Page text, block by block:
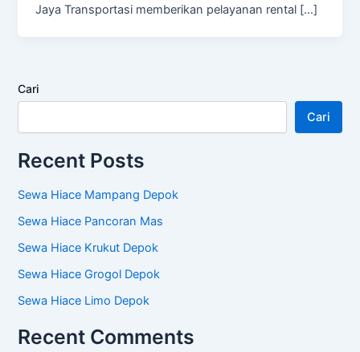
Jaya Transportasi memberikan pelayanan rental […]
Cari
Cari
Recent Posts
Sewa Hiace Mampang Depok
Sewa Hiace Pancoran Mas
Sewa Hiace Krukut Depok
Sewa Hiace Grogol Depok
Sewa Hiace Limo Depok
Recent Comments